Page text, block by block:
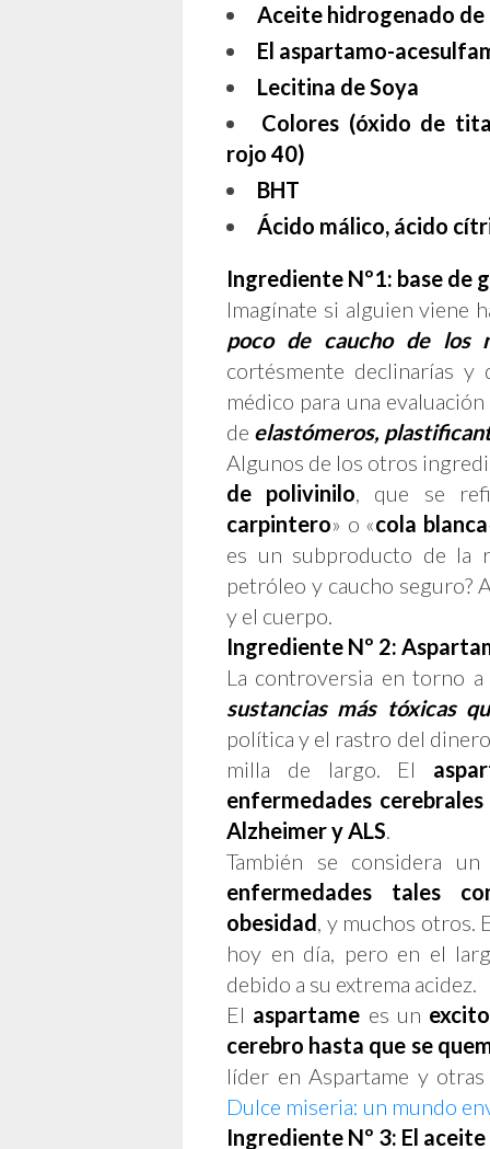
Aceite hidrogenado de
El aspartamo-
Lecitina de Soya
Colores (óxido de
rojo 40)
BHT
Ácido málico, ácido
Ingrediente Nº1: base de
Imagínate si alguien viene
poco de caucho de los
cortésmente declinarías y
médico para una
de elastómeros,
Algunos de los otros
de polivinilo, que se
carpintero» o «cola blanca
es un subproducto de la
petróleo y caucho seguro?
y el cuerpo.
Ingrediente Nº 2:
La controversia en torno a
sustancias más tóxicas
política y el rastro del
milla de largo. El
enfermedades
Alzheimer y ALS.
También se considera un
enfermedades tales
obesidad, y muchos otros.
hoy en día, pero en el
debido a su extrema acidez.
El aspartame es un
cerebro hasta que se
líder en Aspartame y
Dulce miseria: un mundo
Ingrediente Nº 3: El